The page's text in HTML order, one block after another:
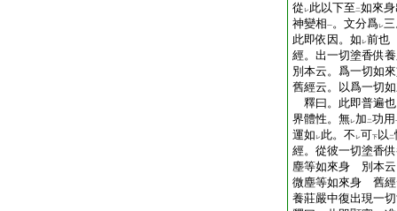
從 レ此以下至 二如來
神變相一。文分爲レ
此即依因。如 レ前也
經。出一切塗香供
別本云。爲一切如
舊經云。以爲一切
釋曰。此即普遍
界體性。無レ加 二功用
運如 レ此。不 レ可下 以 二
經。從彼一切塗香
塵等如來身 別本云
微塵等如來身 舊經
養莊嚴中復出現一